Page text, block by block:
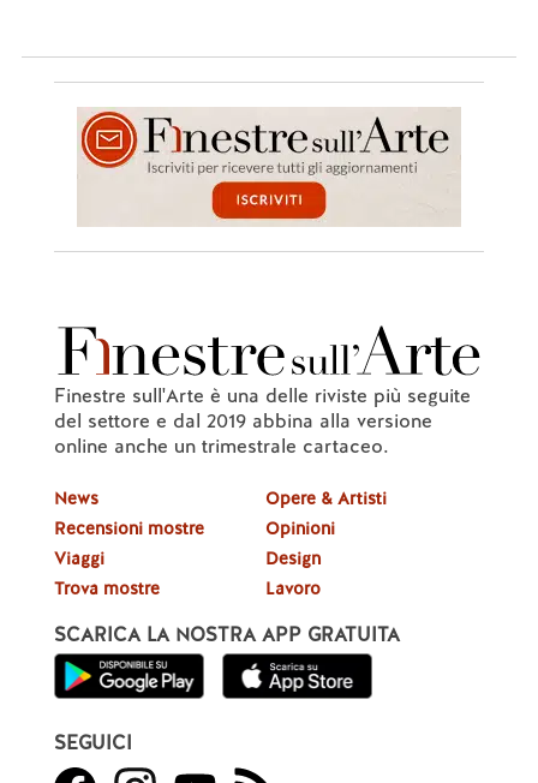
Finestre sull'Arte è una delle riviste più seguite
del settore e dal 2019 abbina alla versione
online anche un trimestrale cartaceo.
News
Recensioni mostre
Viaggi
Trova mostre
Opere & Artisti
Opinioni
Design
Lavoro
SCARICA LA NOSTRA APP GRATUITA
SEGUICI